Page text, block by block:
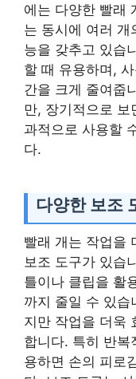
에는 다양한 빨래
는 동시에 여러 개
능을 갖추고 있습
할 때 유용하며,
간을 크게 줄여줍
만, 장기적으로 보
과적으로 사용할
다.
다양한 보조
빨래 개는 작업을
보조 도구가 있습
틀이나 클립을 활
까지 줄일 수 있습
지만 작업을 더욱
합니다. 특히 반
용하면 손의 피로